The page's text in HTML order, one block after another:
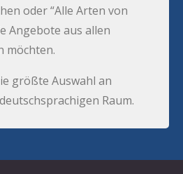
oder “Alle Arten von
Angebote aus allen
möchten.
größte Auswahl an
Raum.